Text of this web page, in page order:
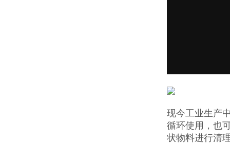
现今工业生产
循环使用，也
状物料进行清